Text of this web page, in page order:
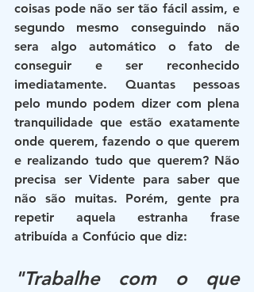
coisas pode não ser tão fácil assim, e
segundo mesmo conseguindo não
sera algo automático o fato de
conseguir e ser reconhecido
imediatamente. Quantas pessoas
pelo mundo podem dizer com plena
tranquilidade que estão exatamente
onde querem, fazendo o que querem
e realizando tudo que querem? Não
precisa ser Vidente para saber que
não são muitas. Porém, gente pra
repetir aquela estranha frase
atribuída a Confúcio que diz:
"Trabalhe com o que